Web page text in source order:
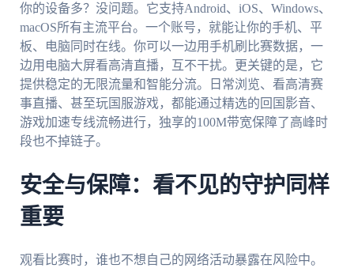
你的设备多？没问题。它支持Android、iOS、Windows、
macOS所有主流平台。一个账号，就能让你的手机、平
板、电脑同时在线。你可以一边用手机刷比赛数据，一
边用电脑大屏看高清直播，互不干扰。更关键的是，它
提供稳定的无限流量和智能分流。日常浏览、看高清赛
事直播、甚至玩国服游戏，都能通过精选的回国影音、
游戏加速专线流畅进行，独享的100M带宽保障了高峰时
段也不掉链子。
安全与保障：看不见的守护同样
重要
观看比赛时，谁也不想自己的网络活动暴露在风险中。